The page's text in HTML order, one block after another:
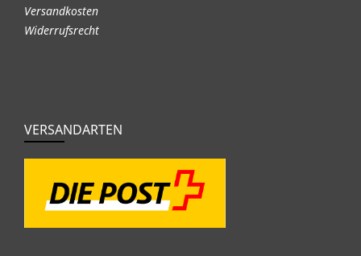
Versandkosten
Widerrufsrecht
VERSANDARTEN